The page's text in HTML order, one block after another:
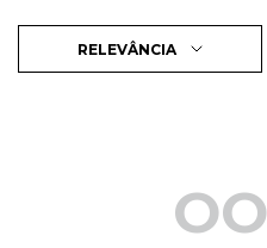
RELEVÂNCIA